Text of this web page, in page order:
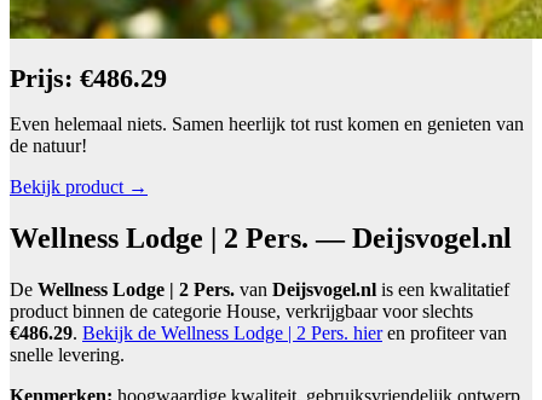
Prijs: €486.29
Even helemaal niets. Samen heerlijk tot rust komen en genieten van
de natuur!
Bekijk product →
Wellness Lodge | 2 Pers. — Deijsvogel.nl
De Wellness Lodge | 2 Pers. van Deijsvogel.nl is een kwalitatief
product binnen de categorie House, verkrijgbaar voor slechts
€486.29. Bekijk de Wellness Lodge | 2 Pers. hieren profiteer van
snelle levering.